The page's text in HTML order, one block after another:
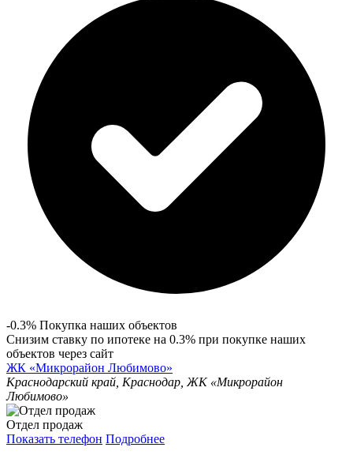
-0.3% Покупка наших объектов
Снизим ставку по ипотеке на 0.3% при покупке наших
объектов через сайт
ЖК «Микрорайон Любимово»
Краснодарский край, Краснодар, ЖК «Микрорайон
Любимово»
Отдел продаж
Показать телефон Подробнее